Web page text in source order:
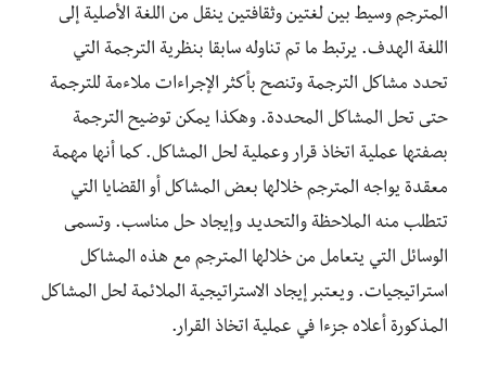
المترجم وسيط بين لغتين وثقافتين ينقل من اللغة الأصلية إلى
اللغة الهدف. يرتبط ما تم تناوله سابقا بنظرية الترجمة التي
تحدد مشاكل الترجمة وتنصح بأكثر الإجراءات ملاءمة للترجمة
حتى تحل المشاكل المحددة. وهكذا يمكن توضيح الترجمة
بصفتها عملية اتخاذ قرار وعملية لحل المشاكل. كما أنها مهمة
معقدة يواجه المترجم خلالها بعض المشاكل أو القضايا التي
تتطلب منه الملاحظة والتحديد وإيجاد حل مناسب. وتسمى
الوسائل التي يتعامل من خلالها المترجم مع هذه المشاكل
استراتيجيات. ويعتبر إيجاد الاستراتيجية الملائمة لحل المشاكل
المذكورة أعلاه جزءا في عملية اتخاذ القرار.